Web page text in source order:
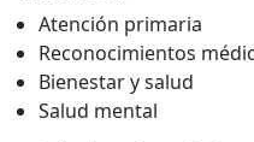
sexuales. Experiencia:
comenzó en la UNAM y
hospitales como el
Centro Médico La Raza,
Atención primaria
Reconocimientos
Bienestar y salud
Salud mental